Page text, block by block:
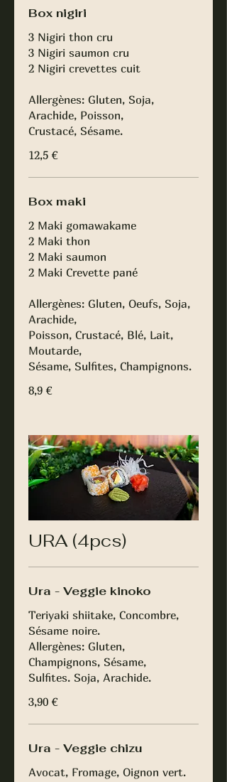
Box nigiri
3 Nigiri thon cru
3 Nigiri saumon cru
2 Nigiri crevettes cuit
Allergènes: Gluten, Soja,
Arachide, Poisson,
Crustacé, Sésame.
12,5 €
Box maki
2 Maki gomawakame
2 Maki thon
2 Maki saumon
2 Maki Crevette pané
Allergènes: Gluten, Oeufs, Soja,
Arachide,
Poisson, Crustacé, Blé, Lait,
Moutarde,
Sésame, Sulfites, Champignons.
8,9 €
URA (4pcs)
Ura - Veggie kinoko
Teriyaki shiitake, Concombre,
Sésame noire.
Allergènes: Gluten,
Champignons, Sésame,
Sulfites. Soja, Arachide.
3,90 €
Ura - Veggie chizu
Avocat, Fromage, Oignon vert.